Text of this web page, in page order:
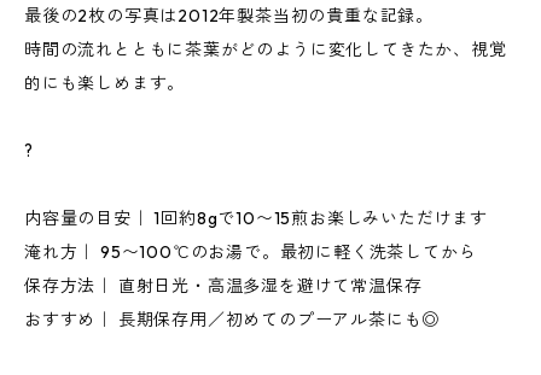
最後の2枚の写真は2012年製茶当初の貴重な記録。
時間の流れとともに茶葉がどのように変化してきたか、視覚
的にも楽しめます。
?
内容量の目安｜ 1回約8gで10〜15煎お楽しみいただけます
淹れ方｜ 95〜100℃のお湯で。最初に軽く洗茶してから
保存方法｜ 直射日光・高温多湿を避けて常温保存
おすすめ｜ 長期保存用／初めてのプーアル茶にも◎